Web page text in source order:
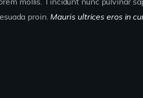
proin. Mauris ultrices eros in